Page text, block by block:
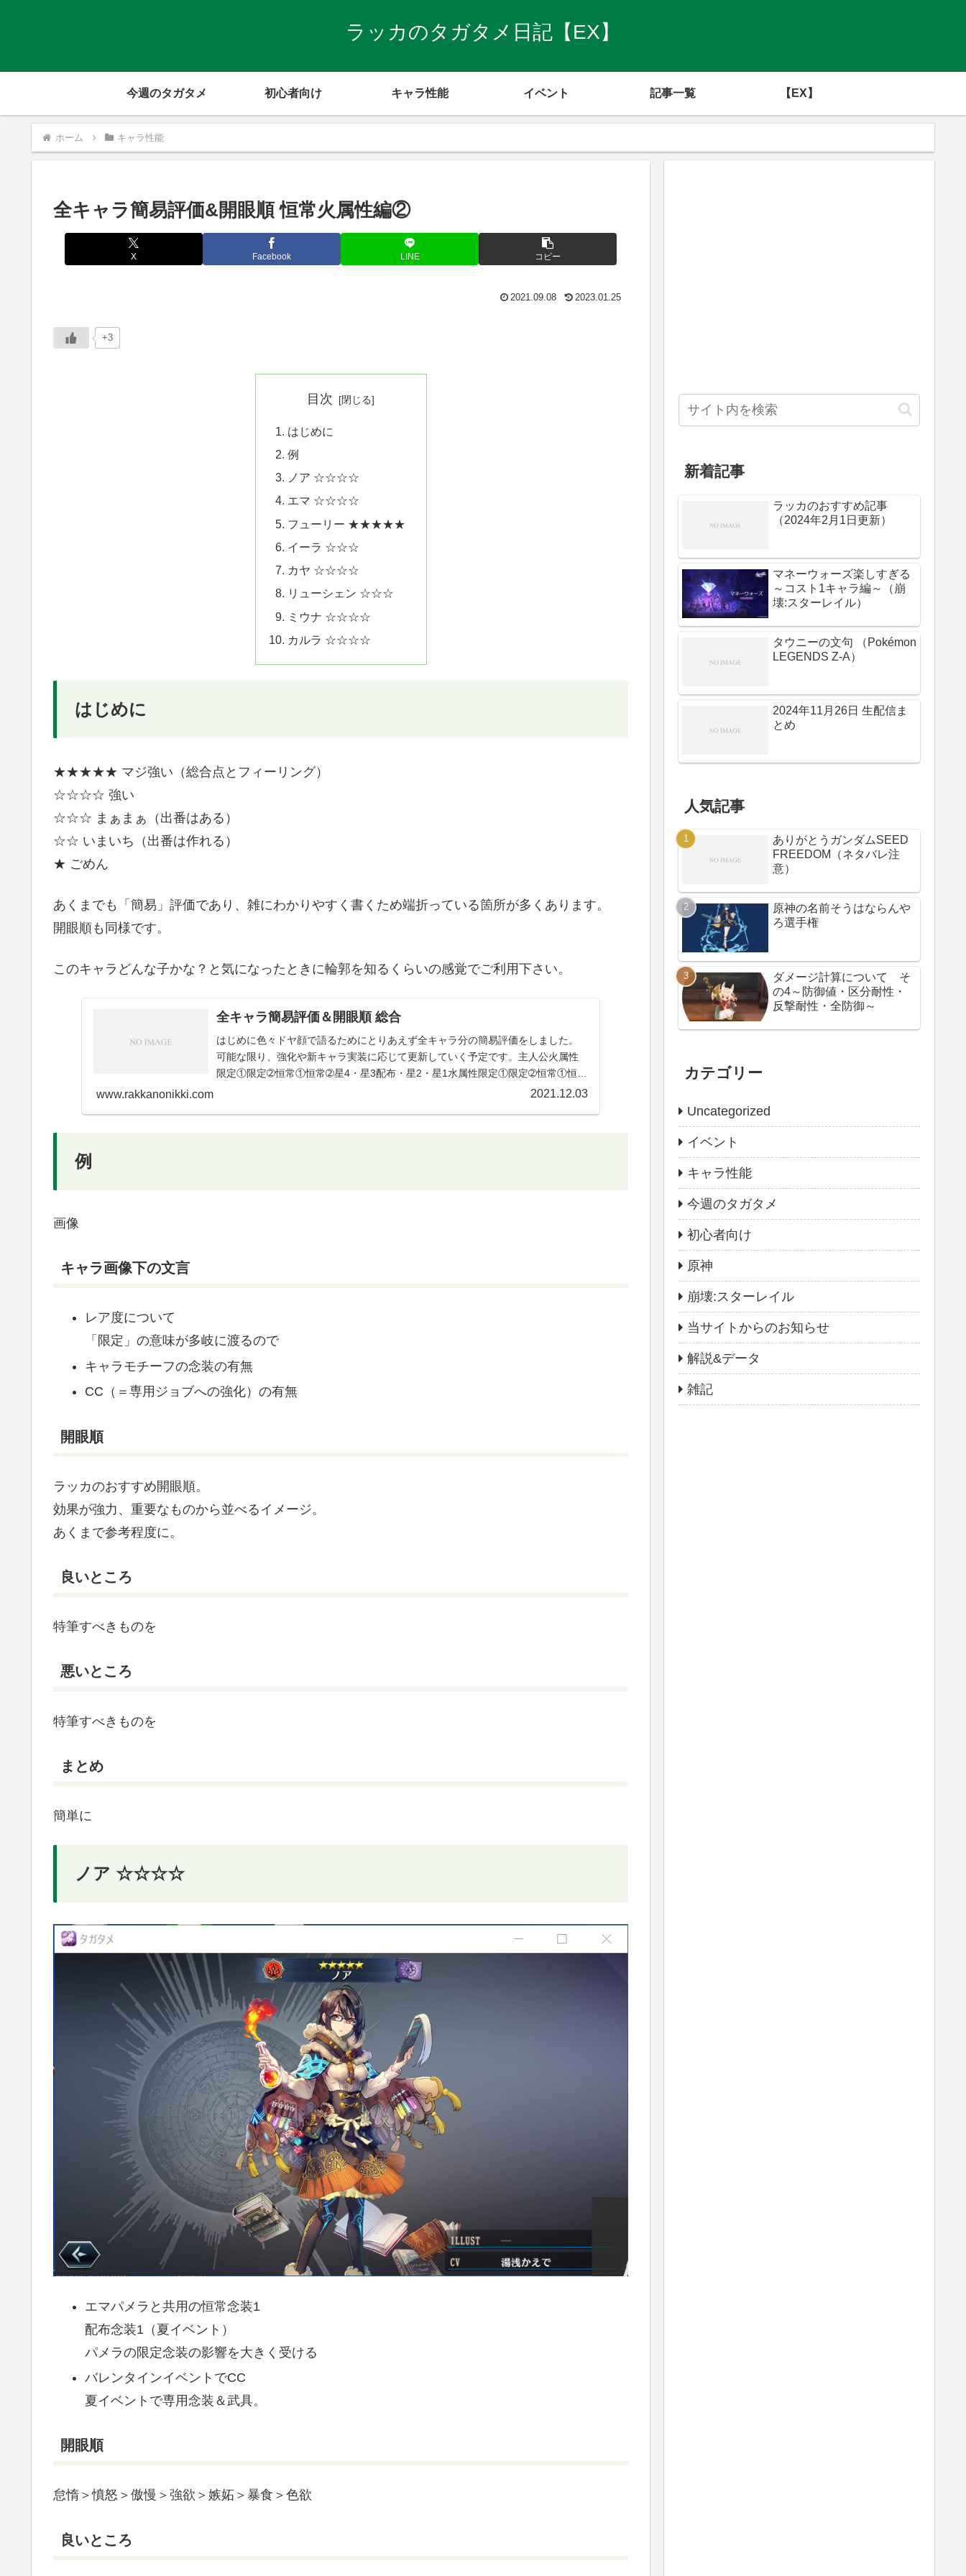
ラッカのタガタメ日記【EX】
今週のタガタメ 初心者向け キャラ性能 イベント 記事一覧 【EX】
ホーム キャラ性能
全キャラ簡易評価&開眼順 恒常火属性編②
X Facebook LINE コピー
2021.09.08 2023.01.25
+3
目次
はじめに
例
ノア ☆☆☆☆
エマ ☆☆☆☆
フューリー ★★★★★
イーラ ☆☆☆
カヤ ☆☆☆☆
リューシェン ☆☆☆
ミウナ ☆☆☆☆
カルラ ☆☆☆☆
はじめに
★★★★★ マジ強い（総合点とフィーリング）
☆☆☆☆ 強い
☆☆☆ まぁまぁ（出番はある）
☆☆ いまいち（出番は作れる）
★ ごめん
あくまでも「簡易」評価であり、雑にわかりやすく書くため端折っている箇所が多くあります。
開眼順も同様です。
このキャラどんな子かな？と気になったときに輪郭を知るくらいの感覚でご利用下さい。
全キャラ簡易評価＆開眼順 総合
はじめに色々ドヤ顔で語るためにとりあえず全キャラ分の簡易評価をしました。
可能な限り、強化や新キャラ実装に応じて更新していく予定です。主人公火属性
限定①限定➁恒常①恒常➁星4・星3配布・星2・星1水属性限定①限定➁恒常①恒常
www.rakkanonikki.com 2021.12.03
例
画像
キャラ画像下の文言
レア度について
「限定」の意味が多岐に渡るので
キャラモチーフの念装の有無
CC（＝専用ジョブへの強化）の有無
開眼順
ラッカのおすすめ開眼順。
効果が強力、重要なものから並べるイメージ。
あくまで参考程度に。
良いところ
特筆すべきものを
悪いところ
特筆すべきものを
まとめ
簡単に
ノア ☆☆☆☆
エマパメラと共用の恒常念装1
配布念装1（夏イベント）
パメラの限定念装の影響を大きく受ける
バレンタインイベントでCC
夏イベントで専用念装＆武具。
開眼順
怠惰＞憤怒＞傲慢＞強欲＞嫉妬＞暴食＞色欲
良いところ
新着記事
ラッカのおすすめ記事
（2024年2月1日更新）
マネーウォーズ楽しすぎる
～コスト1キャラ編～（崩
壊:スターレイル）
タウニーの文句 （Pokémon
LEGENDS Z-A）
2024年11月26日 生配信ま
とめ
人気記事
ありがとうガンダムSEED
FREEDOM（ネタバレ注
意）
原神の名前そうはならんや
ろ選手権
ダメージ計算について そ
の4～防御値・区分耐性・
反撃耐性・全防御～
カテゴリー
Uncategorized
イベント
キャラ性能
今週のタガタメ
初心者向け
原神
崩壊:スターレイル
当サイトからのお知らせ
解説&データ
雑記